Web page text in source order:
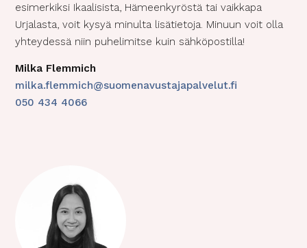
esimerkiksi Ikaalisista, Hämeenkyröstä tai vaikkapa
Urjalasta, voit kysyä minulta lisätietoja. Minuun voit olla
yhteydessä niin puhelimitse kuin sähköpostilla!
Milka Flemmich
milka.flemmich@suomenavustajapalvelut.fi
050 434 4066